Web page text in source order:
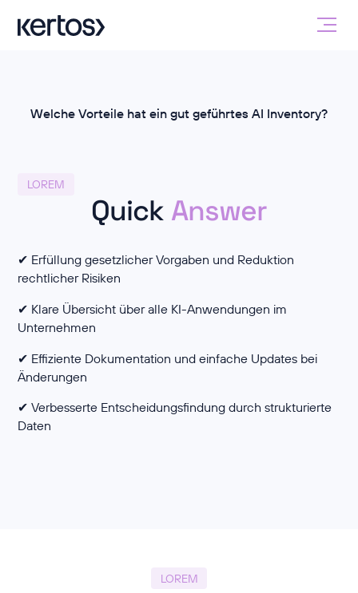
Welche Vorteile hat ein gut geführtes AI Inventory?
LOREM
Quick Answer
✔ Erfüllung gesetzlicher Vorgaben und Reduktion
rechtlicher Risiken
✔ Klare Übersicht über alle KI-Anwendungen im
Unternehmen
✔ Effiziente Dokumentation und einfache Updates bei
Änderungen
✔ Verbesserte Entscheidungsfindung durch strukturierte
Daten
LOREM